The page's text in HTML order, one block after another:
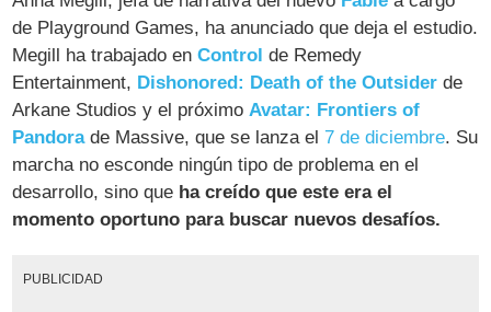
de Playground Games, ha anunciado que deja el estudio.
Megill ha trabajado enControl de Remedy
Entertainment, Dishonored: Death of the Outsider de
Arkane Studios y el próximoAvatar: Frontiers of
Pandorade Massive, que se lanza el7 de diciembre. Su
marcha no esconde ningún tipo de problema en el
desarrollo, sino que ha creído que este era el
momento oportuno para buscar nuevos desafíos.
PUBLICIDAD